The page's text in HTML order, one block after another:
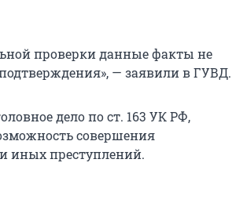
проверки данные факты не
— заявили в ГУВД.
дело по ст. 163 УК РФ,
совершения
иных преступлений.